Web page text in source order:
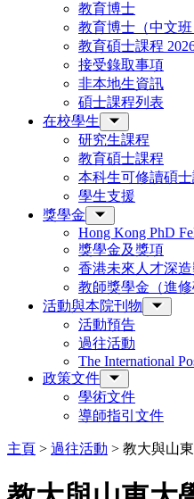
教育博士
教育博士（中文班
教育碩士課程
接受錄取事項
非本地生資訊
碩士課程列表
在校學生
研究生課程
教育碩士課程
本科生可修讀碩
學生支援
獎學金
Hong Kong PhD
獎學金及獎項
香港未來人才深
教師獎學金（進修
活動與本院刊物
活動預告
過往活動
The International
政策文件
學術文件
導師指引文件
主頁 > 過往活動 > 教大與山